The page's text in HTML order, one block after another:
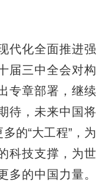
化全面推进强
届三中全会对构
专章部署，继续
待，未来中国将
的“大工程”，为
科技支撑，为世
多的中国力量。